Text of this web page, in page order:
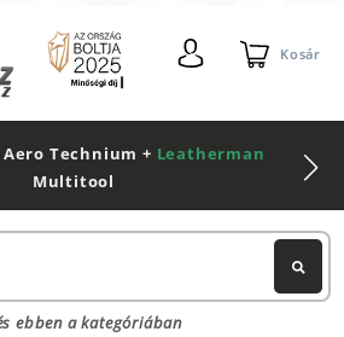
Kosár
Technium + Leatherman
Multitool
ebben a kategóriában